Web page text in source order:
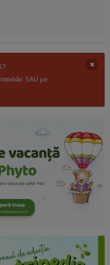
SAU pe